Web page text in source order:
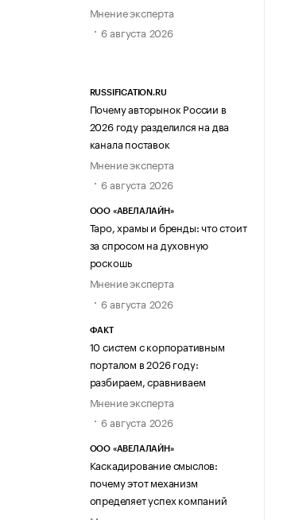
Мнение эксперта
6 августа 2026
RUSSIFICATION.RU
Почему авторынок России в
2026 году разделился на два
канала поставок
Мнение эксперта
6 августа 2026
ООО «АВЕЛАЛАЙН»
Таро, храмы и бренды: что стоит
за спросом на духовную
роскошь
Мнение эксперта
6 августа 2026
ФАКТ
10 систем с корпоративным
порталом в 2026 году:
разбираем, сравниваем
Мнение эксперта
6 августа 2026
ООО «АВЕЛАЛАЙН»
Каскадирование смыслов:
почему этот механизм
определяет успех компаний